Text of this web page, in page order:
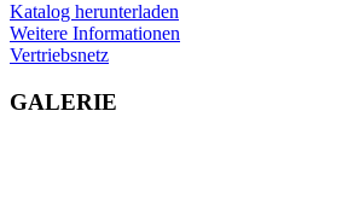
Katalog herunterladen
Weitere Informationen
Vertriebsnetz
GALERIE